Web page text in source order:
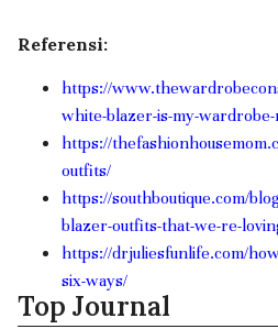
Referensi:
https://
white-blazer-is-my-
https://
outfits/
https://southboutique.com/
blazer-outfits-that-we-re-
https://drjuliesfunlife.com/
six-ways/
Top Journal